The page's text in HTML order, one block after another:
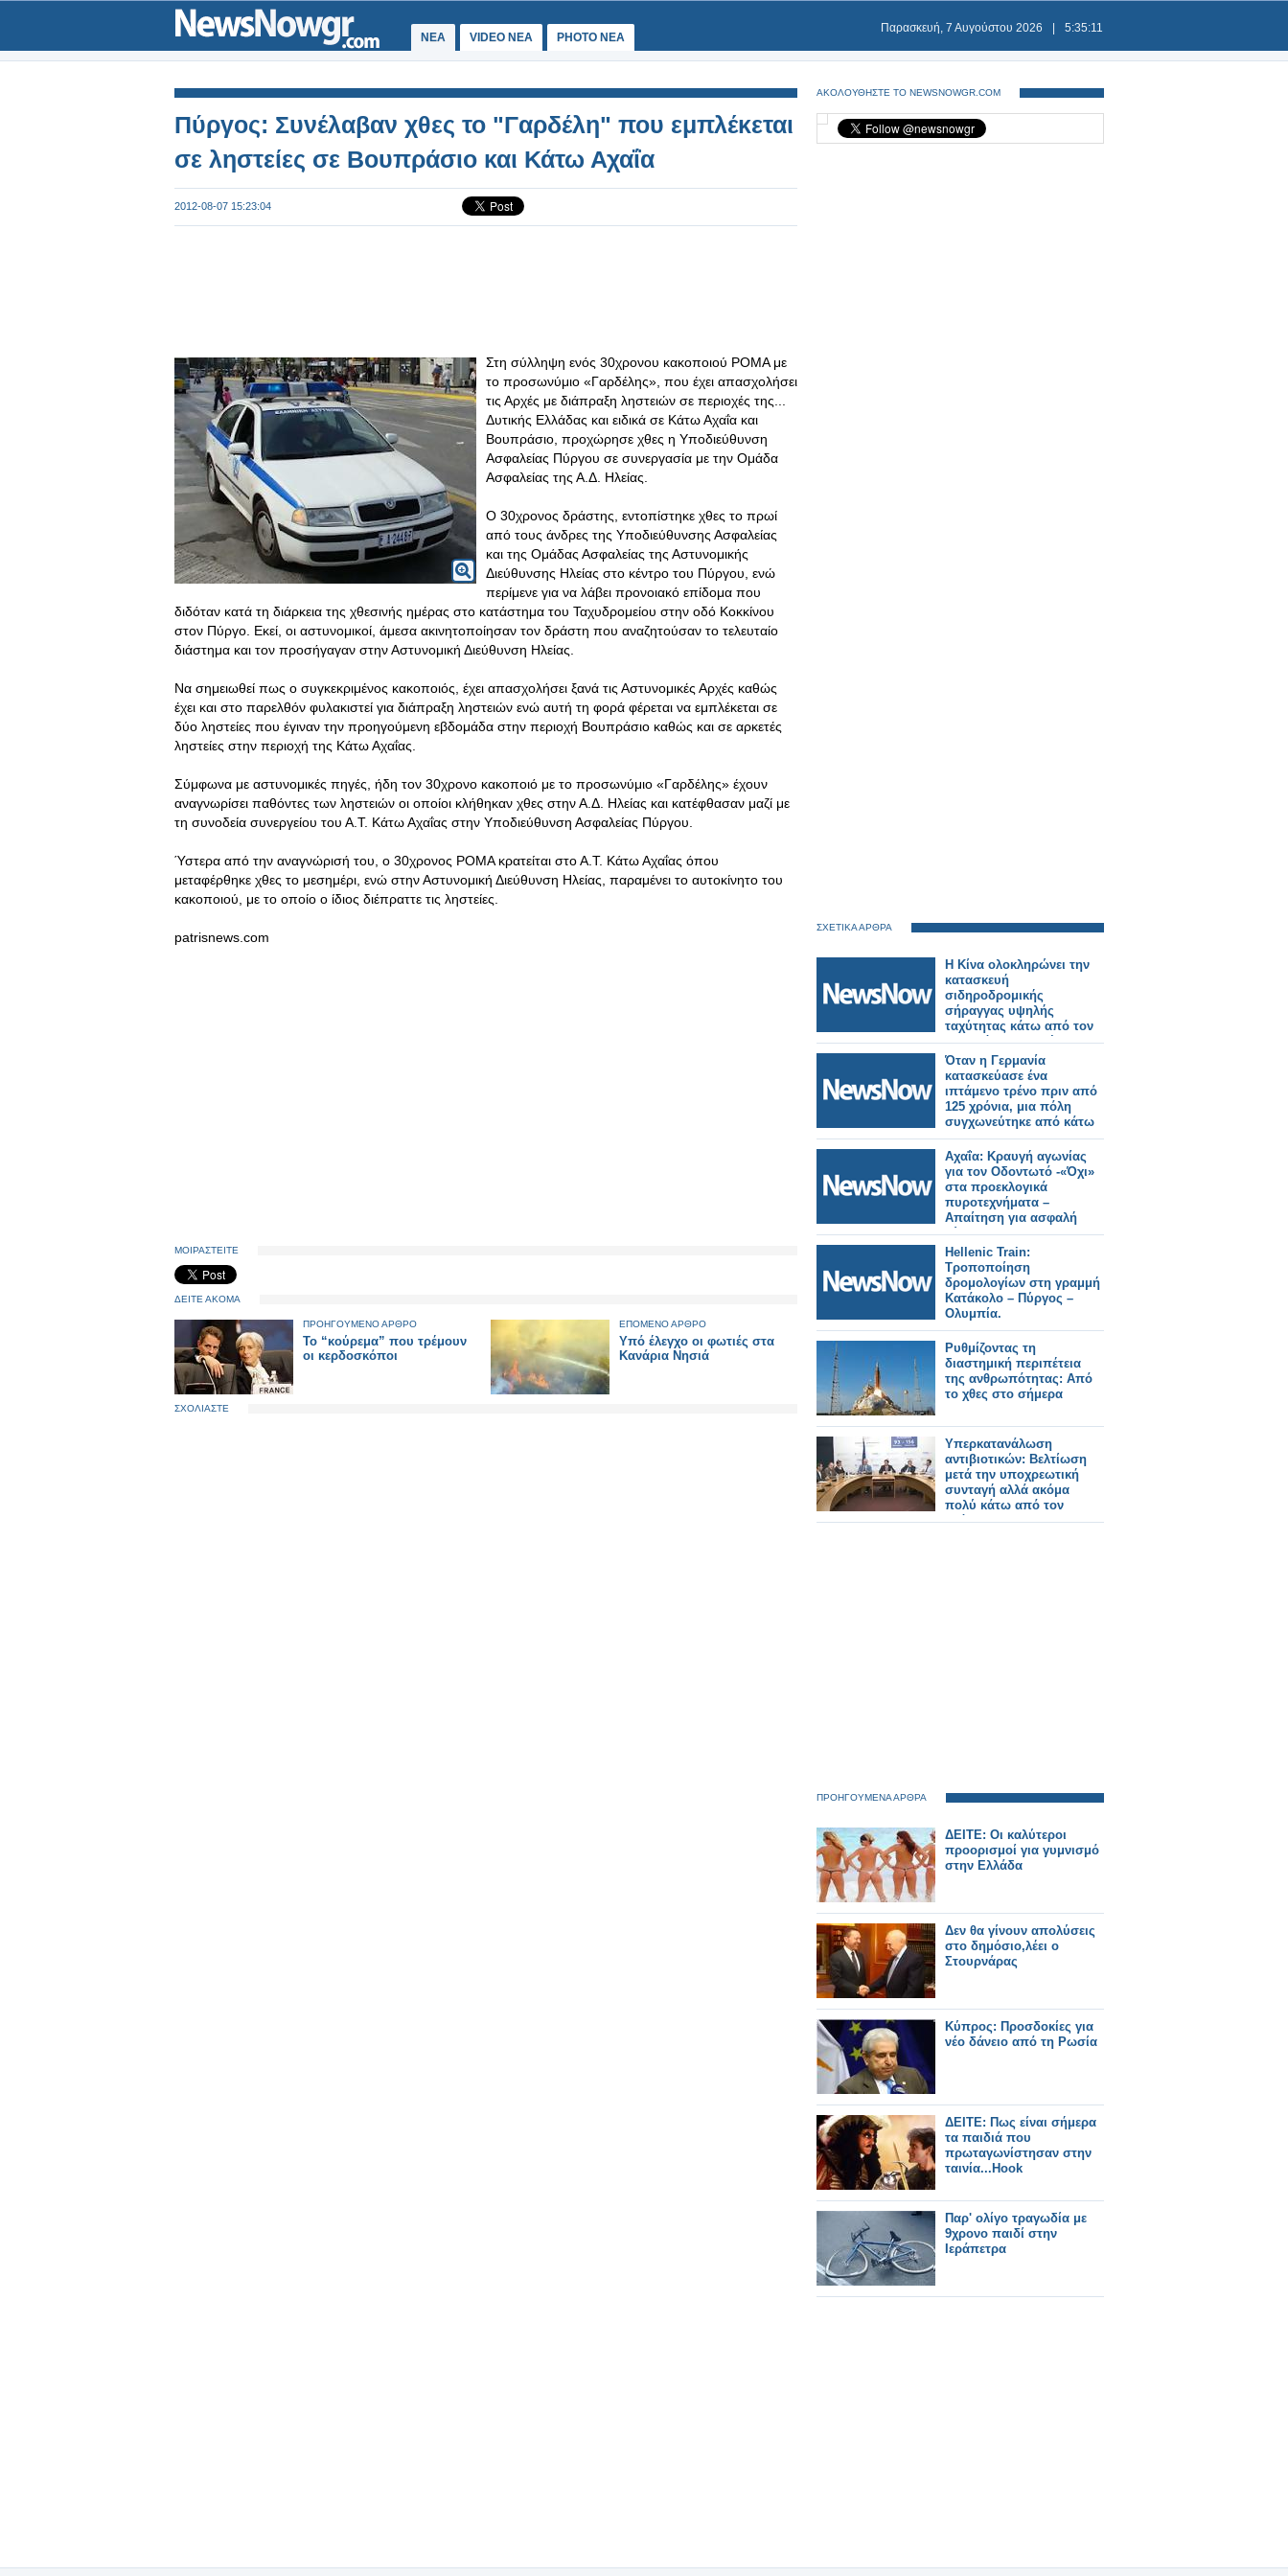
ΝΕΑ VIDEO NEA PHOTO NEA
Παρασκευή, 7 Αυγούστου 2026 5:35:11
Πύργος: Συνέλαβαν χθες το "Γαρδέλη" που εμπλέκεται
σε ληστείες σε Βουπράσιο και Κάτω Αχαΐα
2012-08-07 15:23:04
Στη σύλληψη ενός 30χρονου κακοποιού ΡΟΜΑ με
το προσωνύμιο «Γαρδέλης», που έχει απασχολήσει
τις Αρχές με διάπραξη ληστειών σε περιοχές της...
Δυτικής Ελλάδας και ειδικά σε Κάτω Αχαΐα και
Βουπράσιο, προχώρησε χθες η Υποδιεύθυνση
Ασφαλείας Πύργου σε συνεργασία με την Ομάδα
Ασφαλείας της Α.Δ. Ηλείας.
Ο 30χρονος δράστης, εντοπίστηκε χθες το πρωί
από τους άνδρες της Υποδιεύθυνσης Ασφαλείας
και της Ομάδας Ασφαλείας της Αστυνομικής
Διεύθυνσης Ηλείας στο κέντρο του Πύργου, ενώ
περίμενε για να λάβει προνοιακό επίδομα που
διδόταν κατά τη διάρκεια της χθεσινής ημέρας στο κατάστημα του Ταχυδρομείου στην οδό Κοκκίνου
στον Πύργο. Εκεί, οι αστυνομικοί, άμεσα ακινητοποίησαν τον δράστη που αναζητούσαν το τελευταίο
διάστημα και τον προσήγαγαν στην Αστυνομική Διεύθυνση Ηλείας.
Να σημειωθεί πως ο συγκεκριμένος κακοποιός, έχει απασχολήσει ξανά τις Αστυνομικές Αρχές καθώς
έχει και στο παρελθόν φυλακιστεί για διάπραξη ληστειών ενώ αυτή τη φορά φέρεται να εμπλέκεται σε
δύο ληστείες που έγιναν την προηγούμενη εβδομάδα στην περιοχή Βουπράσιο καθώς και σε αρκετές
ληστείες στην περιοχή της Κάτω Αχαΐας.
Σύμφωνα με αστυνομικές πηγές, ήδη τον 30χρονο κακοποιό με το προσωνύμιο «Γαρδέλης» έχουν
αναγνωρίσει παθόντες των ληστειών οι οποίοι κλήθηκαν χθες στην Α.Δ. Ηλείας και κατέφθασαν μαζί με
τη συνοδεία συνεργείου του Α.Τ. Κάτω Αχαΐας στην Υποδιεύθυνση Ασφαλείας Πύργου.
Ύστερα από την αναγνώρισή του, ο 30χρονος ΡΟΜΑ κρατείται στο Α.Τ. Κάτω Αχαΐας όπου
μεταφέρθηκε χθες το μεσημέρι, ενώ στην Αστυνομική Διεύθυνση Ηλείας, παραμένει το αυτοκίνητο του
κακοποιού, με το οποίο ο ίδιος διέπραττε τις ληστείες.
patrisnews.com
ΜΟΙΡΑΣΤΕΙΤΕ
ΔΕΙΤΕ ΑΚΟΜΑ
ΠΡΟΗΓΟΥΜΕΝΟ ΑΡΘΡΟ
Το “κούρεμα” που τρέμουν
οι κερδοσκόποι
ΕΠΟΜΕΝΟ ΑΡΘΡΟ
Υπό έλεγχο οι φωτιές στα
Κανάρια Νησιά
ΣΧΟΛΙΑΣΤΕ
ΑΚΟΛΟΥΘΗΣΤΕ ΤΟ NEWSNOWGR.COM
ΣΧΕΤΙΚΑ ΑΡΘΡΑ
Η Κίνα ολοκληρώνει την
κατασκευή
σιδηροδρομικής
σήραγγας υψηλής
ταχύτητας κάτω από τον
ποταμό Γιανγκτσέ.
Όταν η Γερμανία
κατασκεύασε ένα
ιπτάμενο τρένο πριν από
125 χρόνια, μια πόλη
συγχωνεύτηκε από κάτω
του.
Αχαΐα: Κραυγή αγωνίας
για τον Οδοντωτό -«Όχι»
στα προεκλογικά
πυροτεχνήματα –
Απαίτηση για ασφαλή
λύση.
Hellenic Train:
Τροποποίηση
δρομολογίων στη γραμμή
Κατάκολο – Πύργος –
Ολυμπία.
Ρυθμίζοντας τη
διαστημική περιπέτεια
της ανθρωπότητας: Από
το χθες στο σήμερα
Υπερκατανάλωση
αντιβιοτικών: Βελτίωση
μετά την υποχρεωτική
συνταγή αλλά ακόμα
πολύ κάτω από τον
στόχο!
ΠΡΟΗΓΟΥΜΕΝΑ ΑΡΘΡΑ
ΔΕΙΤΕ: Οι καλύτεροι
προορισμοί για γυμνισμό
στην Ελλάδα
Δεν θα γίνουν απολύσεις
στο δημόσιο,λέει ο
Στουρνάρας
Κύπρος: Προσδοκίες για
νέο δάνειο από τη Ρωσία
ΔΕΙΤΕ: Πως είναι σήμερα
τα παιδιά που
πρωταγωνίστησαν στην
ταινία...Hook
Παρ' ολίγο τραγωδία με
9χρονο παιδί στην
Ιεράπετρα